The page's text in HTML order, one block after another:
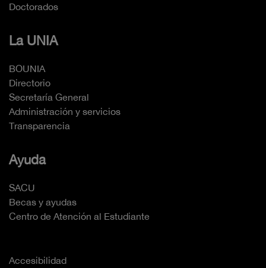
Doctorados
La UNIA
BOUNIA
Directorio
Secretaría General
Administración y servicios
Transparencia
Ayuda
SACU
Becas y ayudas
Centro de Atención al Estudiante
Accesibilidad